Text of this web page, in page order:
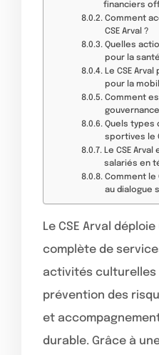
financiers
Comment
CSE Arval ?
Quelles
pour la
Le CSE
pour la
Comment
gouvernance
Quels types
sportives le
Le CSE
salariés en
Comment le
au dialogue
Le CSE Arval
complète de
activités culturelles
prévention des
et
durable. Grâce à